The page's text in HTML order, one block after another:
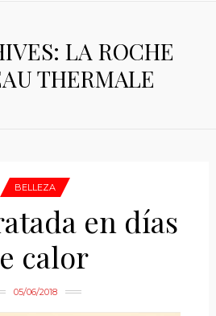
LA ROCHE
THERMALE
BELLEZA
en días
calor
05/06/2018